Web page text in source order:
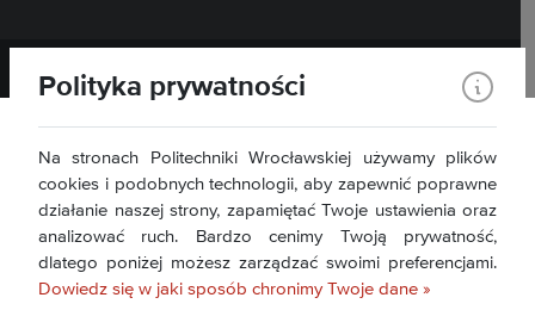
Polityka prywatności
Na stronach Politechniki Wrocławskiej używamy plików
cookies i podobnych technologii, aby zapewnić poprawne
działanie naszej strony, zapamiętać Twoje ustawienia oraz
analizować ruch. Bardzo cenimy Twoją prywatność,
dlatego poniżej możesz zarządzać swoimi preferencjami.
Dowiedz się w jaki sposób chronimy Twoje dane »